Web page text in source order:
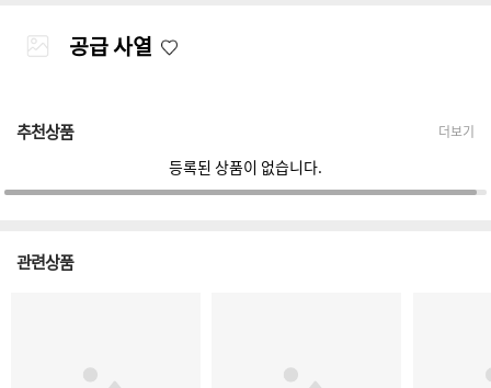
공급 사열
추천상품 더보기
등록된 상품이 없습니다.
관련상품